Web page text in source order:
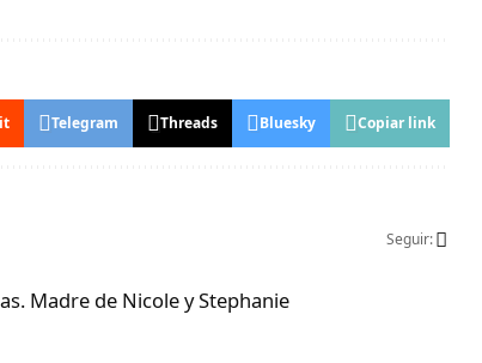
Telegram Threads Bluesky Copiar link
Seguir:
Madre de Nicole y Stephanie